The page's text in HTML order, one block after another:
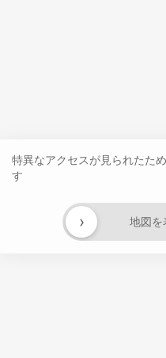
特異なアクセスが見られたた
す
地図を
›